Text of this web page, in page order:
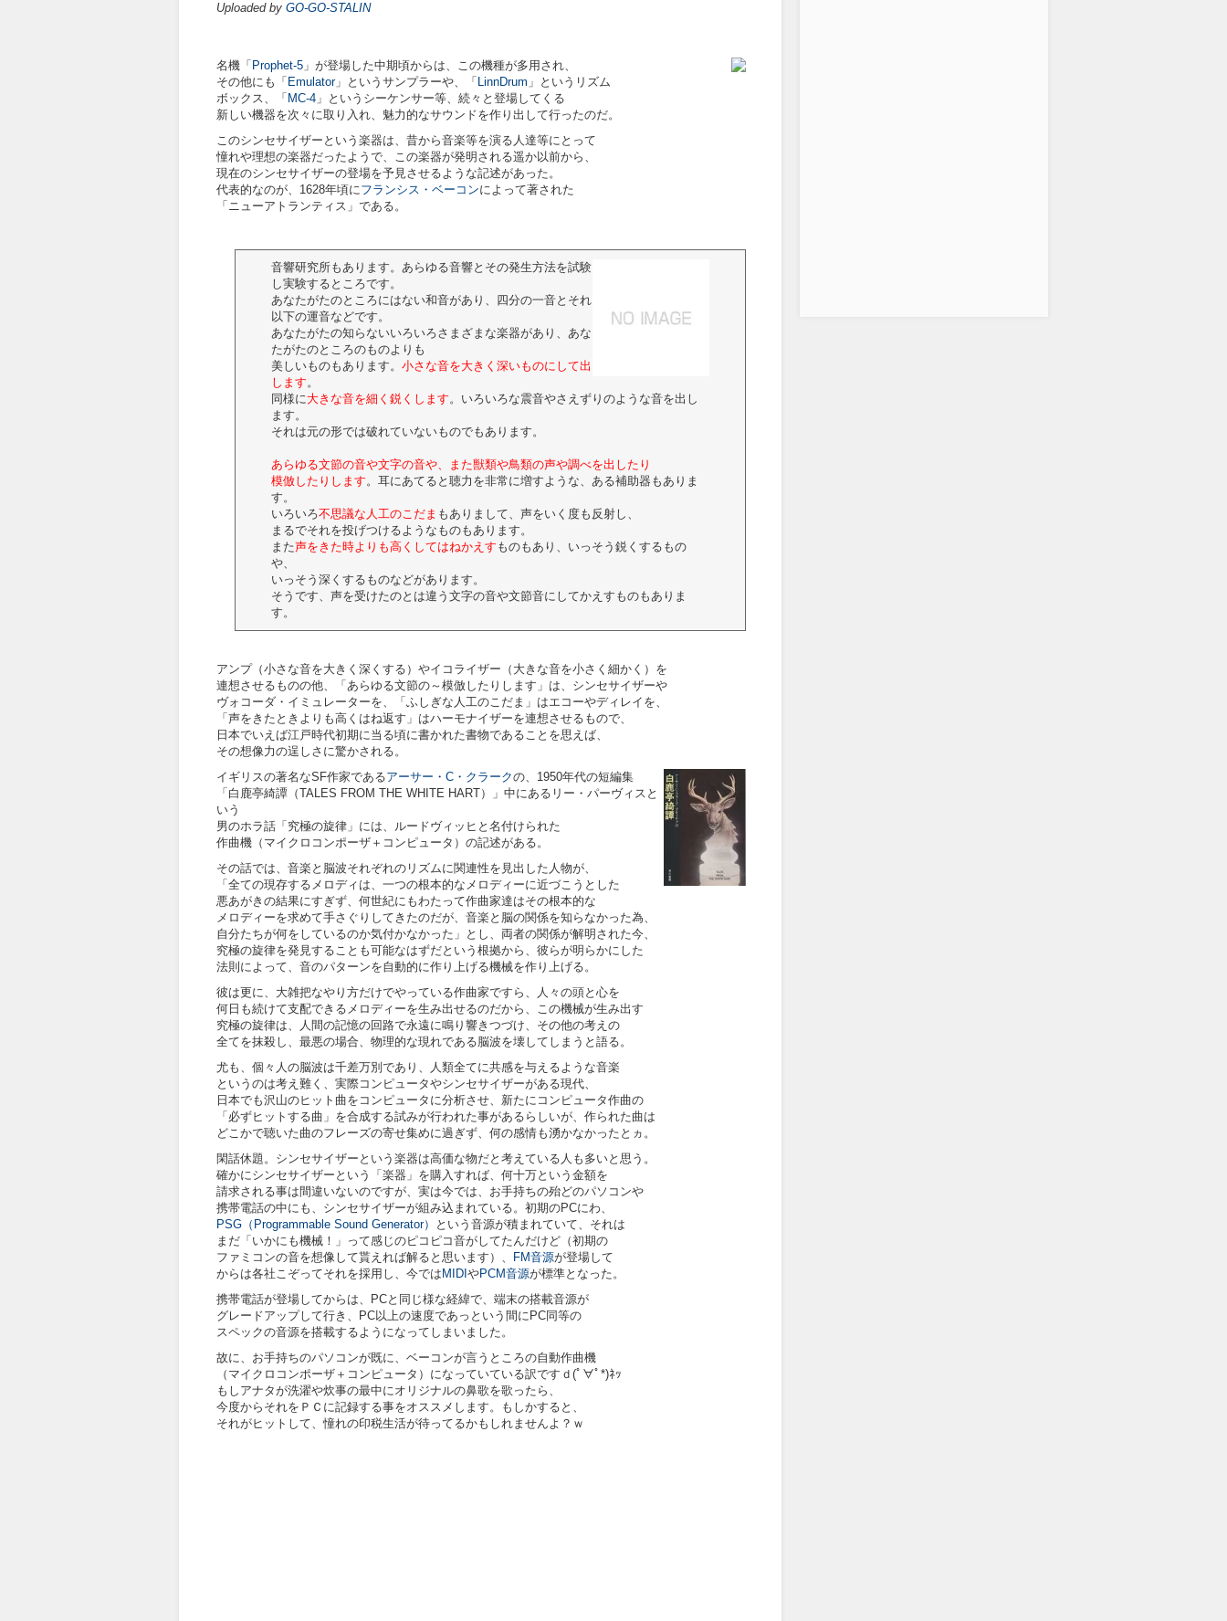
Uploaded by GO-GO-STALIN
名機「 Prophet-5 」が登場した中期頃からは、この機種が多用され、
その他にも「 Emulator」というサンプラーや、「 LinnDrum 」というリズム
ボックス、「 MC-4 」というシーケンサー等、続々と登場してくる
新しい機器を次々に取り入れ、魅力的なサウンドを作り出して行ったのだ。
このシンセサイザーという楽器は、昔から音楽等を演る人達等にとって
憧れや理想の楽器だったようで、この楽器が発明される遥か以前から、
現在のシンセサイザーの登場を予見させるような記述があった。
代表的なのが、1628年頃にフランシス・ベーコンによって著された
「ニューアトランティス」である。
音響研究所もあります。あらゆる音響とその発生方法を試験
し実験するところです。
あなたがたのところにはない和音があり、四分の一音とそれ
以下の運音などです。
あなたがたの知らないいろいろさまざまな楽器があり、あな
たがたのところのものよりも
美しいものもあります。 小さな音を大きく深いものにして出
します。
同様に大きな音を細く鋭くします。いろいろな震音やさえずりのような音を出し
ます。
それは元の形では破れていないものでもあります。
あらゆる文節の音や文字の音や、また獣類や鳥類の声や調べを出したり
模倣したりします。耳にあてると聴力を非常に増すような、ある補助器もありま
す。
いろいろ不思議な人工のこだま もありまして、声をいく度も反射し、
まるでそれを投げつけるようなものもあります。
また声をきた時よりも高くしてはねかえす ものもあり、いっそう鋭くするもの
や、
いっそう深くするものなどがあります。
そうです、声を受けたのとは違う文字の音や文節音にしてかえすものもありま
す。
アンプ（小さな音を大きく深くする）やイコライザー（大きな音を小さく細かく）を
連想させるものの他、「あらゆる文節の～模倣したりします」は、シンセサイザーや
ヴォコーダ・イミュレーターを、「ふしぎな人工のこだま」はエコーやディレイを、
「声をきたときよりも高くはね返す」はハーモナイザーを連想させるもので、
日本でいえば江戸時代初期に当る頃に書かれた書物であることを思えば、
その想像力の逞しさに驚かされる。
イギリスの著名なSF作家であるアーサー・C・クラークの、1950年代の短編集
「白鹿亭綺譚（TALES FROM THE WHITE HART）」中にあるリー・パーヴィスと
いう
男のホラ話「究極の旋律」には、ルードヴィッヒと名付けられた
作曲機（マイクロコンポーザ＋コンピュータ）の記述がある。
その話では、音楽と脳波それぞれのリズムに関連性を見出した人物が、
「全ての現存するメロディは、一つの根本的なメロディーに近づこうとした
悪あがきの結果にすぎず、何世紀にもわたって作曲家達はその根本的な
メロディーを求めて手さぐりしてきたのだが、音楽と脳の関係を知らなかった為、
自分たちが何をしているのか気付かなかった」とし、両者の関係が解明された今、
究極の旋律を発見することも可能なはずだという根拠から、彼らが明らかにした
法則によって、音のパターンを自動的に作り上げる機械を作り上げる。
彼は更に、大雑把なやり方だけでやっている作曲家ですら、人々の頭と心を
何日も続けて支配できるメロディーを生み出せるのだから、この機械が生み出す
究極の旋律は、人間の記憶の回路で永遠に鳴り響きつづけ、その他の考えの
全てを抹殺し、最悪の場合、物理的な現れである脳波を壊してしまうと語る。
尤も、個々人の脳波は千差万別であり、人類全てに共感を与えるような音楽
というのは考え難く、実際コンピュータやシンセサイザーがある現代、
日本でも沢山のヒット曲をコンピュータに分析させ、新たにコンピュータ作曲の
「必ずヒットする曲」を合成する試みが行われた事があるらしいが、作られた曲は
どこかで聴いた曲のフレーズの寄せ集めに過ぎず、何の感情も湧かなかったとヵ。
閑話休題。シンセサイザーという楽器は高価な物だと考えている人も多いと思う。
確かにシンセサイザーという「楽器」を購入すれば、何十万という金額を
請求される事は間違いないのですが、実は今では、お手持ちの殆どのパソコンや
携帯電話の中にも、シンセサイザーが組み込まれている。初期のPCにわ、
PSG（Programmable Sound Generator）
という音源が積まれていて、それは
まだ「いかにも機械！」って感じのピコピコ音がしてたんだけど（初期の
ファミコンの音を想像して貰えれば解ると思います）、
FM音源が登場して
からは各社こぞってそれを採用し、今では MIDI やPCM音源が標準となった。
携帯電話が登場してからは、PCと同じ様な経緯で、端末の搭載音源が
グレードアップして行き、PC以上の速度であっという間にPC同等の
スペックの音源を搭載するようになってしまいました。
故に、お手持ちのパソコンが既に、ベーコンが言うところの自動作曲機
（マイクロコンポーザ＋コンピュータ）になっていている訳ですｄ(ﾟ∀ﾟ*)ﾈｯ
もしアナタが洗濯や炊事の最中にオリジナルの鼻歌を歌ったら、
今度からそれをＰＣに記録する事をオススメします。もしかすると、
それがヒットして、憧れの印税生活が待ってるかもしれませんよ？ｗ